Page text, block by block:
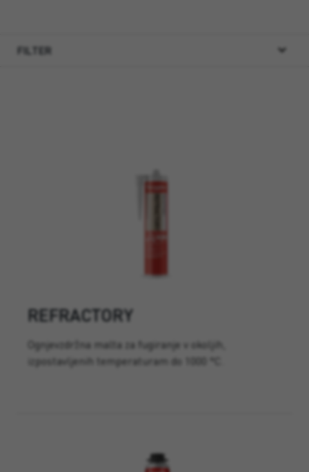
FILTER
REFRACTORY
Ognjevzdržna malta za fugiranje v okoljih,
izpostavljenih temperaturam do 1000 °C.